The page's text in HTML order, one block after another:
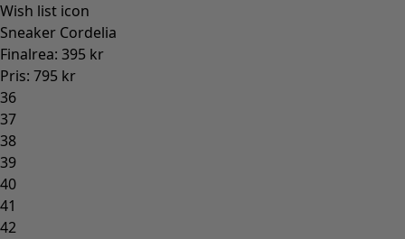
Wish list icon
Sneaker Cordelia
Finalrea: 395 kr
Pris: 795 kr
36
37
38
39
40
41
42